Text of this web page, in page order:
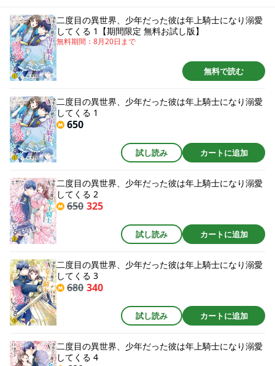
歳のルークだった！10歳年下から、２歳年上のスパダリになった彼は「人生
をかけて貴女に恩返しをします」と、サラをひたすらに甘やかしてき
て・・・！
二度目の異世界、少年だった彼は年上騎士になり溺愛
してくる 1【期間限定 無料お試し版】
無料期間： 8月20日 まで
無料で読む
二度目の異世界、少年だった彼は年上騎士になり溺愛
してくる 1
650
試し読み カートに追加
二度目の異世界、少年だった彼は年上騎士になり溺愛
してくる 2
650 325
試し読み カートに追加
二度目の異世界、少年だった彼は年上騎士になり溺愛
してくる 3
680 340
試し読み カートに追加
二度目の異世界、少年だった彼は年上騎士になり溺愛
してくる 4